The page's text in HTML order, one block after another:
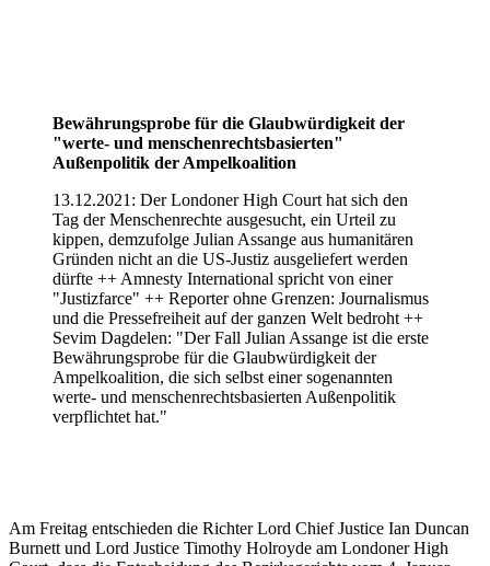
Bewährungsprobe für die Glaubwürdigkeit der
"werte- und menschenrechtsbasierten"
Außenpolitik der Ampelkoalition
13.12.2021: Der Londoner High Court hat sich den
Tag der Menschenrechte ausgesucht, ein Urteil zu
kippen, demzufolge Julian Assange aus humanitären
Gründen nicht an die US-Justiz ausgeliefert werden
dürfte ++ Amnesty International spricht von einer
"Justizfarce" ++ Reporter ohne Grenzen: Journalismus
und die Pressefreiheit auf der ganzen Welt bedroht ++
Sevim Dagdelen: "Der Fall Julian Assange ist die erste
Bewährungsprobe für die Glaubwürdigkeit der
Ampelkoalition, die sich selbst einer sogenannten
werte- und menschenrechtsbasierten Außenpolitik
verpflichtet hat."
Am Freitag entschieden die Richter Lord Chief Justice Ian Duncan
Burnett und Lord Justice Timothy Holroyde am Londoner High